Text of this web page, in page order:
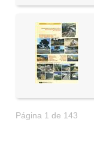
Página 1 de 143